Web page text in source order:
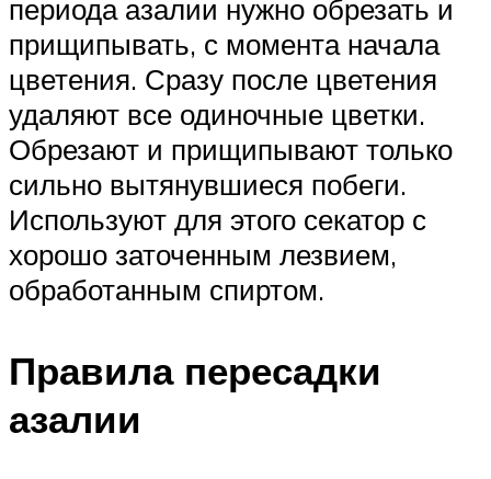
периода азалии нужно обрезать и
прищипывать, с момента начала
цветения. Сразу после цветения
удаляют все одиночные цветки.
Обрезают и прищипывают только
сильно вытянувшиеся побеги.
Используют для этого секатор с
хорошо заточенным лезвием,
обработанным спиртом.
Правила пересадки
азалии